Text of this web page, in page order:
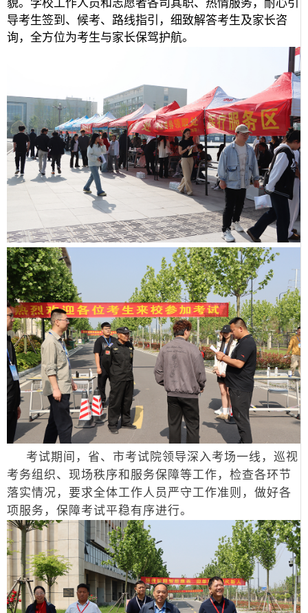
貌。学校工作人员和志愿者各司其职、热情服务，耐心引
导考生签到、候考、路线指引，细致解答考生及家长咨
询，全方位为考生与家长保驾护航。
考试期间，省、市考试院领导深入考场一线，巡视
考务组织、现场秩序和服务保障等工作，检查各环节
落实情况，要求全体工作人员严守工作准则，做好各
项服务，保障考试平稳有序进行。